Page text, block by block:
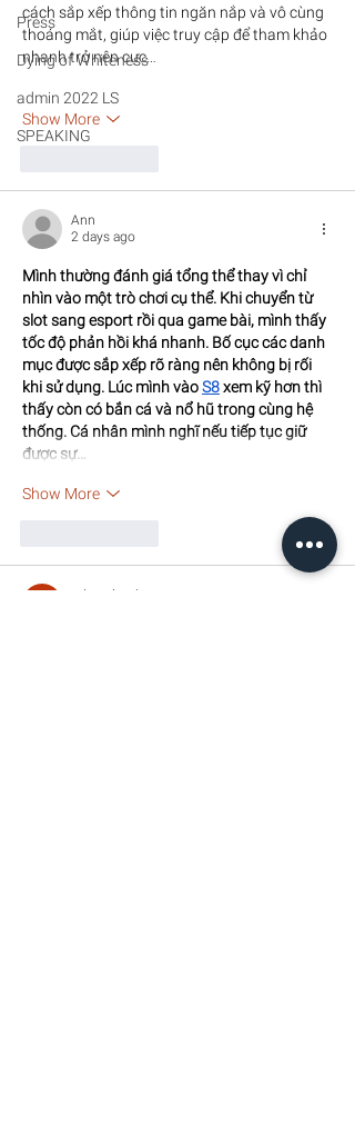
Press
Dying of Whiteness
admin 2022 LS
SPEAKING
cách sắp xếp thông tin ngăn nắp và vô cùng
thoáng mắt, giúp việc truy cập để tham khảo
nhanh trở nên cực…
Show More
Ann
2 days ago
Mình thường đánh giá tổng thể thay vì chỉ
nhìn vào một trò chơi cụ thể. Khi chuyển từ
slot sang esport rồi qua game bài, mình thấy
tốc độ phản hồi khá nhanh. Bố cục các danh
mục được sắp xếp rõ ràng nên không bị rối
khi sử dụng. Lúc mình vào S8 xem kỹ hơn thì
thấy còn có bắn cá và nổ hũ trong cùng hệ
thống. Cá nhân mình nghĩ nếu tiếp tục giữ
được sự…
Show More
odette lesch